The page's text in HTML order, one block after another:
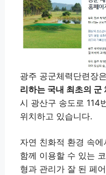
광주 공군체력단련장은
리하는 국내 최초의 군
시 광산구 송도로 114
위치하고 있습니다.
자연 친화적 환경 속
함께 이용할 수 있는
형과 관리가 잘 된 페